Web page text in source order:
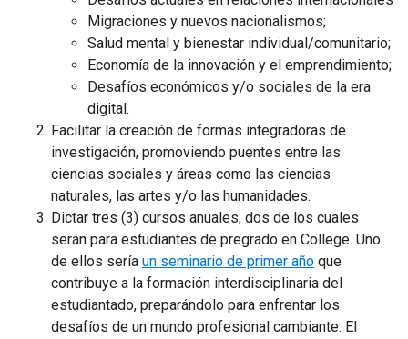
Migraciones y nuevos nacionalismos;
Salud mental y bienestar individual/comunitario;
Economía de la innovación y el emprendimiento;
Desafíos económicos y/o sociales de la era
digital.
Facilitar la creación de formas integradoras de
investigación, promoviendo puentes entre las
ciencias sociales y áreas como las ciencias
naturales, las artes y/o las humanidades.
Dictar tres (3) cursos anuales, dos de los cuales
serán para estudiantes de pregrado en College. Uno
de ellos sería un seminario de primer año que
contribuye a la formación interdisciplinaria del
estudiantado, preparándolo para enfrentar los
desafíos de un mundo profesional cambiante. El